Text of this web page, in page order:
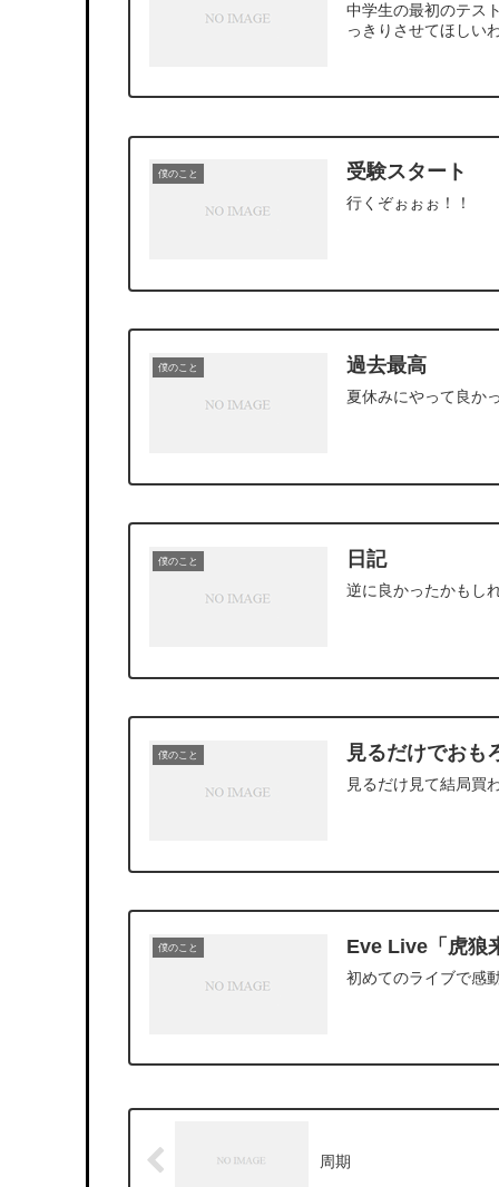
中学生の最初のテス
っきりさせてほしいわ
僕のこと 受験スタート
行くぞぉぉぉ！！
僕のこと 過去最高
夏休みにやって良かっ
僕のこと 日記
逆に良かったかもしれ
僕のこと 見るだけでおも
見るだけ見て結局買
僕のこと Eve Live「虎狼
初めてのライブで感
周期